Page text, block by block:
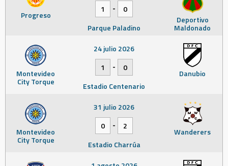
Progreso Deportivo
Maldonado
1
-
0
Parque Paladino
Montevideo
City Torque
Danubio
24 julio 2026
1
-
0
Estadio Centenario
Montevideo
City Torque
Wanderers
31 julio 2026
0
-
2
Estadio Charrúa